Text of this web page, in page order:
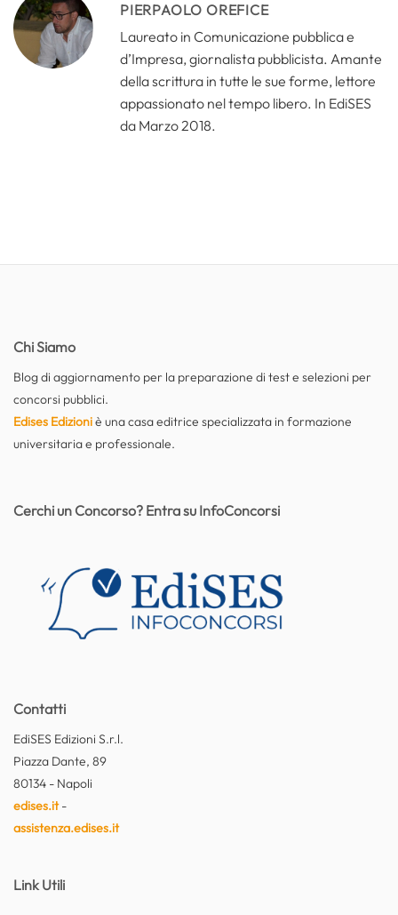
PIERPAOLO OREFICE
Laureato in Comunicazione pubblica e
d’Impresa, giornalista pubblicista. Amante
della scrittura in tutte le sue forme, lettore
appassionato nel tempo libero. In EdiSES
da Marzo 2018.
Chi Siamo
Blog di aggiornamento per la preparazione di test e selezioni per
concorsi pubblici.
Edises Edizioniè una casa editrice specializzata in formazione
universitaria e professionale.
Contatti
EdiSES Edizioni S.r.l.
Piazza Dante, 89
80134 - Napoli
edises.it-
assistenza.edises.it
Link Utili
Cerchi un Concorso? Entra su InfoConcorsi